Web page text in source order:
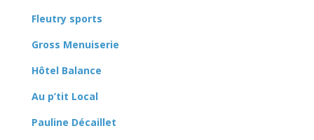
Fleutry sports
Gross Menuiserie
Hôtel Balance
Au p’tit Local
Pauline Décaillet